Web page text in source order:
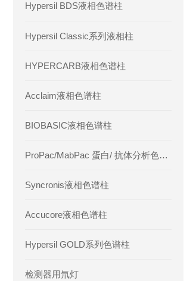
Hypersil BDS液相色谱柱
Hypersil Classic系列液相柱
HYPERCARB液相色谱柱
Acclaim液相色谱柱
BIOBASIC液相色谱柱
ProPac/MabPac 蛋白/ 抗体分析色谱柱
Syncronis液相色谱柱
Accucore液相色谱柱
Hypersil GOLD系列色谱柱
检测器用氘灯